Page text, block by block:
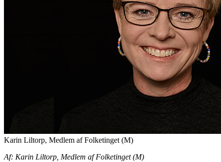
Karin Liltorp, Medlem af Folketinget (M)
Af: Karin Liltorp, Medlem af Folketinget (M)